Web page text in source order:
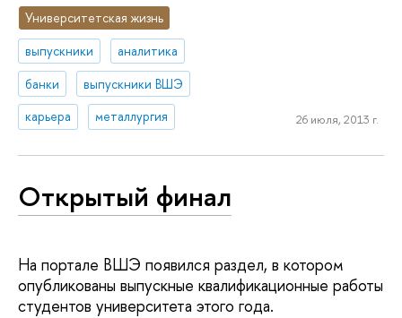
Университетская жизнь
выпускники
аналитика
банки
выпускники ВШЭ
карьера
металлургия 26 июля, 2013 г.
Открытый финал
На портале ВШЭ появился раздел, в котором
опубликованы выпускные квалификационные работы
студентов университета этого года.